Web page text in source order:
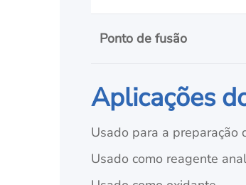
Ponto de fusão
Aplicações
Usado para a preparação
Usado como reagente